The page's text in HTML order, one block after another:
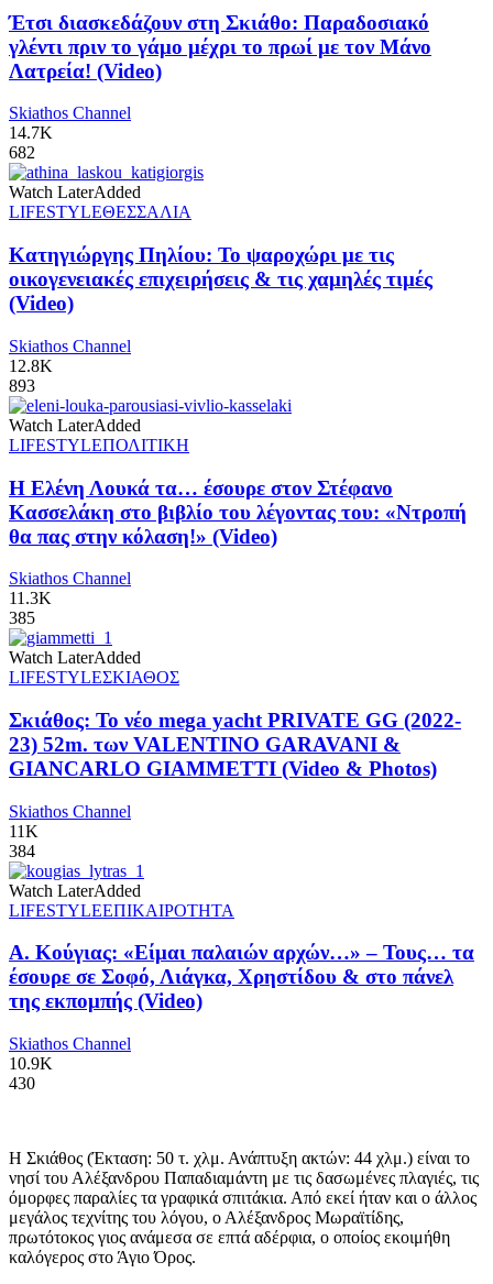
Έτσι διασκεδάζουν στη Σκιάθο: Παραδοσιακό
γλέντι πριν το γάμο μέχρι το πρωί με τον Μάνο
Λατρεία! (Video)
Skiathos Channel
14.7K
682
Watch LaterAdded
LIFESTYLEΘΕΣΣΑΛΙΑ
Κατηγιώργης Πηλίου: Το ψαροχώρι με τις
οικογενειακές επιχειρήσεις & τις χαμηλές τιμές
(Video)
Skiathos Channel
12.8K
893
Watch LaterAdded
LIFESTYLEΠΟΛΙΤΙΚΗ
Η Ελένη Λουκά τα… έσουρε στον Στέφανο
Κασσελάκη στο βιβλίο του λέγοντας του: «Ντροπή
θα πας στην κόλαση!» (Video)
Skiathos Channel
11.3K
385
Watch LaterAdded
LIFESTYLEΣΚΙΑΘΟΣ
Σκιάθος: Το νέο mega yacht PRIVATE GG (2022-
23) 52m. των VALENTINO GARAVANI &
GIANCARLO GIAMMETTI (Video & Photos)
Skiathos Channel
11K
384
Watch LaterAdded
LIFESTYLEΕΠΙΚΑΙΡΟΤΗΤΑ
Α. Κούγιας: «Είμαι παλαιών αρχών…» – Τους… τα
έσουρε σε Σοφό, Λιάγκα, Χρηστίδου & στο πάνελ
της εκπομπής (Video)
Skiathos Channel
10.9K
430
Η Σκιάθος (Έκταση: 50 τ. χλμ. Ανάπτυξη ακτών: 44 χλμ.) είναι το
νησί του Αλέξανδρου Παπαδιαμάντη με τις δασωμένες πλαγιές, τις
όμορφες παραλίες τα γραφικά σπιτάκια. Από εκεί ήταν και ο άλλος
μεγάλος τεχνίτης του λόγου, ο Αλέξανδρος Μωραϊτίδης,
πρωτότοκος γιος ανάμεσα σε επτά αδέρφια, ο οποίος εκοιμήθη
καλόγερος στο Άγιο Όρος.